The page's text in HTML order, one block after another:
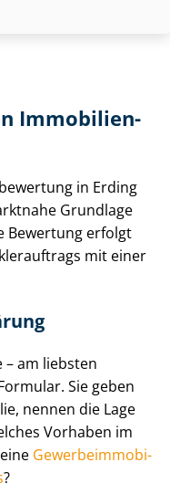
Im­mo­bi­li­en­
in Erding
Grundlage
Bewertung erfolgt
mit einer
am liebsten
Sie geben
nennen die Lage
Vorhaben im
Ge­wer­be­im­mo­bi­
?